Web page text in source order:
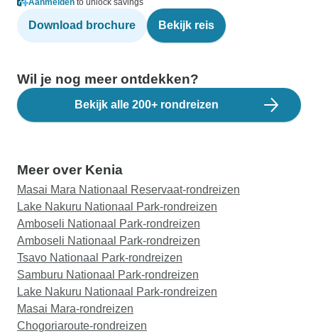
Aanmelden to unlock savings
Download brochure Bekijk reis
Wil je nog meer ontdekken?
Bekijk alle 200+ rondreizen
Meer over Kenia
Masai Mara Nationaal Reservaat-rondreizen
Lake Nakuru Nationaal Park-rondreizen
Amboseli Nationaal Park-rondreizen
Amboseli Nationaal Park-rondreizen
Tsavo Nationaal Park-rondreizen
Samburu Nationaal Park-rondreizen
Lake Nakuru Nationaal Park-rondreizen
Masai Mara-rondreizen
Chogoriaroute-rondreizen